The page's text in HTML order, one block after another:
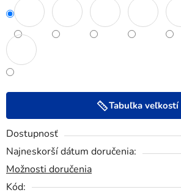
Tabuľka veľkostí
Dostupnosť
Najneskorší dátum doručenia:
Možnosti doručenia
Kód: